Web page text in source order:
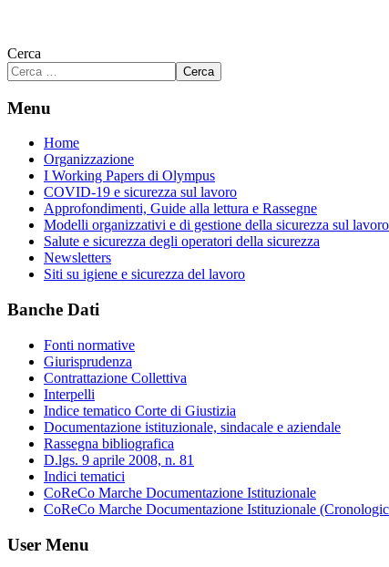
Cerca
Cerca
Menu
Home
Organizzazione
I Working Papers di Olympus
COVID-19 e sicurezza sul lavoro
Approfondimenti, Guide alla lettura e Rassegne
Modelli organizzativi e di gestione della sicurezza sul lavoro
Salute e sicurezza degli operatori della sicurezza
Newsletters
Siti su igiene e sicurezza del lavoro
Banche Dati
Fonti normative
Giurisprudenza
Contrattazione Collettiva
Interpelli
Indice tematico Corte di Giustizia
Documentazione istituzionale, sindacale e aziendale
Rassegna bibliografica
D.lgs. 9 aprile 2008, n. 81
Indici tematici
CoReCo Marche Documentazione Istituzionale
CoReCo Marche Documentazione Istituzionale
User Menu